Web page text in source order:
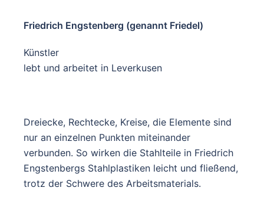
Friedrich Engstenberg (genannt Friedel)
Künstler
lebt und arbeitet in Leverkusen
Dreiecke, Rechtecke, Kreise, die Elemente sind
nur an einzelnen Punkten miteinander
verbunden. So wirken die Stahlteile in Friedrich
Engstenbergs Stahlplastiken leicht und fließend,
trotz der Schwere des Arbeitsmaterials.